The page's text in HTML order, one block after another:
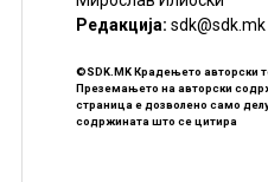
Редакцијa: sdk@sdk.mk
©SDK.MK Крадењето авторски
Преземањето на авторски
страница е дозволено само
содржината што се цитира